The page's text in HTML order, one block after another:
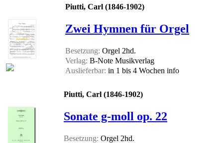
Piutti, Carl (1846-1902)
Zwei Hymnen für Orgel
Besetzung: Orgel 2hd.
Verlag: B-Note Musikverlag
Auslieferbar: in 1 bis 4 Wochen info
Piutti, Carl (1846-1902)
Sonate g-moll op. 22
Besetzung: Orgel 2hd.